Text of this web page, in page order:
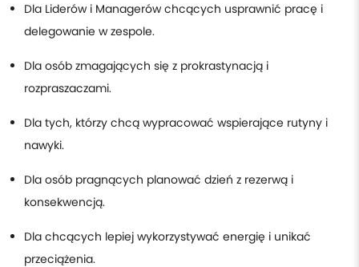
Dla Liderów i Managerów chcących usprawnić pracę i
delegowanie w zespole.
Dla osób zmagających się z prokrastynacją i
rozpraszaczami.
Dla tych, którzy chcą wypracować wspierające rutyny i
nawyki.
Dla osób pragnących planować dzień z rezerwą i
konsekwencją.
Dla chcących lepiej wykorzystywać energię i unikać
przeciążenia.